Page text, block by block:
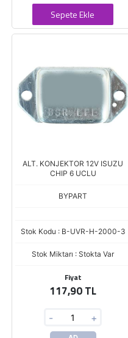
Sepete Ekle
ALT. KONJEKTOR 12V ISUZU
CHIP 6 UCLU
BYPART
Stok Kodu : B-UVR-H-2000-3
Stok Miktarı : Stokta Var
Fiyat
117,90 TL
- +